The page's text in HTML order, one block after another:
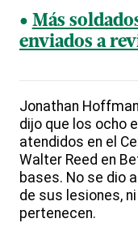
Más
enviados a
Jonathan
dijo que los ocho
atendidos en el
Walter Reed en
bases. No se dio
de sus lesiones,
pertenecen.